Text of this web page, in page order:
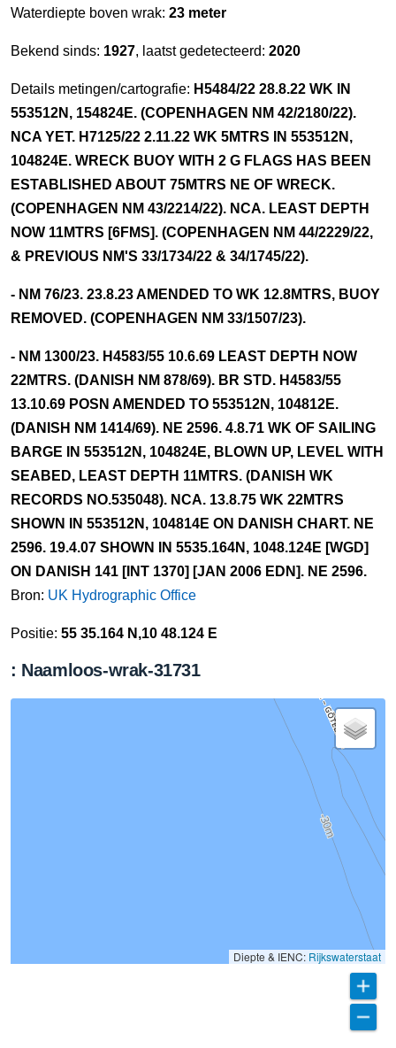
Waterdiepte boven wrak: 23 meter
Bekend sinds: 1927, laatst gedetecteerd: 2020
Details metingen/cartografie: H5484/22 28.8.22 WK IN
553512N, 154824E. (COPENHAGEN NM 42/2180/22).
NCA YET. H7125/22 2.11.22 WK 5MTRS IN 553512N,
104824E. WRECK BUOY WITH 2 G FLAGS HAS BEEN
ESTABLISHED ABOUT 75MTRS NE OF WRECK.
(COPENHAGEN NM 43/2214/22). NCA. LEAST DEPTH
NOW 11MTRS [6FMS]. (COPENHAGEN NM 44/2229/22,
& PREVIOUS NM'S 33/1734/22 & 34/1745/22).
- NM 76/23. 23.8.23 AMENDED TO WK 12.8MTRS, BUOY
REMOVED. (COPENHAGEN NM 33/1507/23).
- NM 1300/23. H4583/55 10.6.69 LEAST DEPTH NOW
22MTRS. (DANISH NM 878/69). BR STD. H4583/55
13.10.69 POSN AMENDED TO 553512N, 104812E.
(DANISH NM 1414/69). NE 2596. 4.8.71 WK OF SAILING
BARGE IN 553512N, 104824E, BLOWN UP, LEVEL WITH
SEABED, LEAST DEPTH 11MTRS. (DANISH WK
RECORDS NO.535048). NCA. 13.8.75 WK 22MTRS
SHOWN IN 553512N, 104814E ON DANISH CHART. NE
2596. 19.4.07 SHOWN IN 5535.164N, 1048.124E [WGD]
ON DANISH 141 [INT 1370] [JAN 2006 EDN]. NE 2596.
Bron: UK Hydrographic Office
Positie: 55 35.164 N,10 48.124 E
: Naamloos-wrak-31731
Diepte & IENC: Rijkswaterstaat